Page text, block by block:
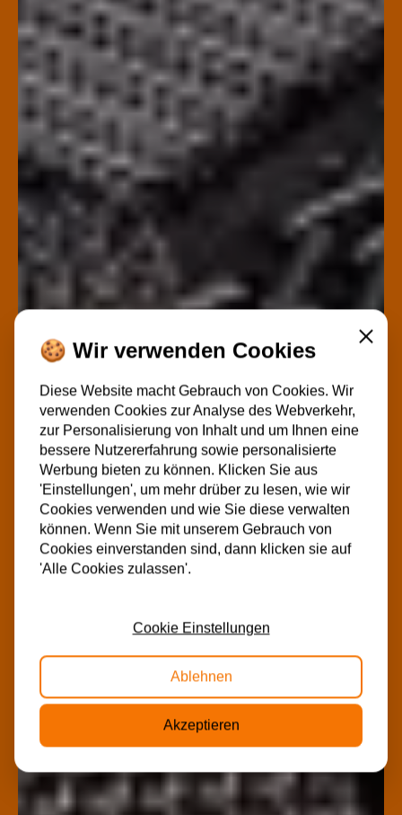
🍪 Wir verwenden Cookies
Diese Website macht Gebrauch von Cookies. Wir
verwenden Cookies zur Analyse des Webverkehr,
zur Personalisierung von Inhalt und um Ihnen eine
bessere Nutzererfahrung sowie personalisierte
Werbung bieten zu können. Klicken Sie aus
'Einstellungen', um mehr drüber zu lesen, wie wir
Cookies verwenden und wie Sie diese verwalten
können. Wenn Sie mit unserem Gebrauch von
Cookies einverstanden sind, dann klicken sie auf
'Alle Cookies zulassen'.
Cookie Einstellungen
Ablehnen
Akzeptieren